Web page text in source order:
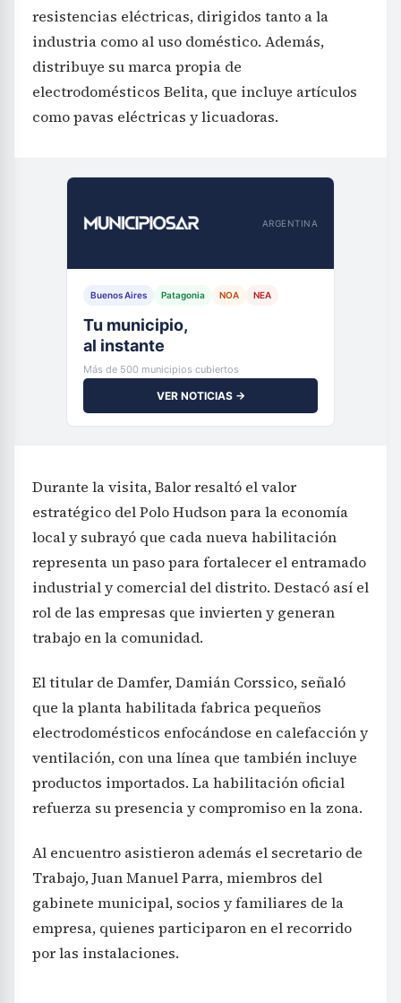
resistencias eléctricas, dirigidos tanto a la
industria como al uso doméstico. Además,
distribuye su marca propia de
electrodomésticos Belita, que incluye artículos
como pavas eléctricas y licuadoras.
ARGENTINA
Buenos Aires Patagonia NOA NEA
Tu municipio,
al instante
Más de 500 municipios cubiertos
VER NOTICIAS →
Durante la visita, Balor resaltó el valor
estratégico del Polo Hudson para la economía
local y subrayó que cada nueva habilitación
representa un paso para fortalecer el entramado
industrial y comercial del distrito. Destacó así el
rol de las empresas que invierten y generan
trabajo en la comunidad.
El titular de Damfer, Damián Corssico, señaló
que la planta habilitada fabrica pequeños
electrodomésticos enfocándose en calefacción y
ventilación, con una línea que también incluye
productos importados. La habilitación oficial
refuerza su presencia y compromiso en la zona.
Al encuentro asistieron además el secretario de
Trabajo, Juan Manuel Parra, miembros del
gabinete municipal, socios y familiares de la
empresa, quienes participaron en el recorrido
por las instalaciones.